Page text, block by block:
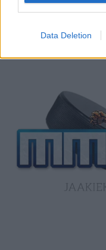
Data Deletion